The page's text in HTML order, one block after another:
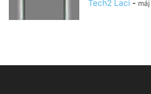
Tech2 Laci -